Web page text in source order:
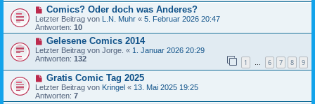
Comics? Oder doch was Anderes?
Letzter Beitrag von L.N. Muhr « 5. Februar 2026 20:47
Antworten: 10
Gelesene Comics 2014
Letzter Beitrag von Jorge. « 1. Januar 2026 20:29
Antworten: 132 1 … 6 7 8 9
Gratis Comic Tag 2025
Letzter Beitrag von Kringel « 13. Mai 2025 19:25
Antworten: 7